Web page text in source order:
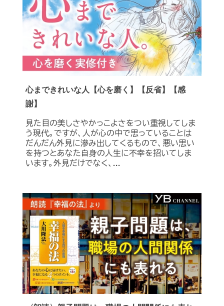
心まできれいな人【心を磨く】【反省】【感
謝】
見た目の美しさやかっこよさをつい重視してしま
う現代。ですが、人が心の中で思っていることは
だんだん外見に滲み出してくるもので、悪い思い
を持つとあなた自身の人生に不幸を招いてしま
います。外見だけでなく、...